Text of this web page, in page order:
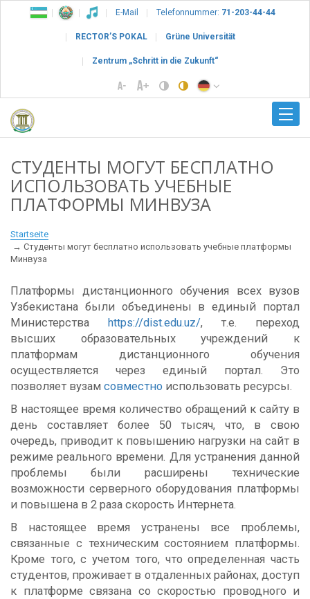
E-Mail Telefonnummer: 71-203-44-44
RECTOR’S POKAL Grüne Universität
Zentrum „Schritt in die Zukunft“
СТУДЕНТЫ МОГУТ БЕСПЛАТНО
ИСПОЛЬЗОВАТЬ УЧЕБНЫЕ
ПЛАТФОРМЫ МИНВУЗА
Startseite
Студенты могут бесплатно использовать учебные платформы
Минвуза
Платформы дистанционного обучения всех вузов
Узбекистана были объединены в единый портал
Министерства https://dist.edu.uz/, т.е. переход
высших образовательных учреждений к
платформам дистанционного обучения
осуществляется через единый портал. Это
позволяет вузам совместно использовать ресурсы.
В настоящее время количество обращений к сайту в
день составляет более 50 тысяч, что, в свою
очередь, приводит к повышению нагрузки на сайт в
режиме реального времени. Для устранения данной
проблемы были расширены технические
возможности серверного оборудования платформы
и повышена в 2 раза скорость Интернета.
В настоящее время устранены все проблемы,
связанные с техническим состоянием платформы.
Кроме того, с учетом того, что определенная часть
студентов, проживает в отдаленных районах, доступ
к платформе связана со скоростью проводного и